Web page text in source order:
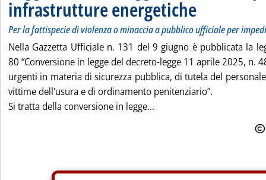
infrastrutture energetiche
Per la fattispecie di violenza o minaccia a pubblico ufficiale per
Nella Gazzetta Ufficiale n. 131 del 9 giugno è pubblicata la
80 “Conversione in legge del decreto-legge 11 aprile 2025, n.
urgenti in materia di sicurezza pubblica, di tutela del
vittime dell'usura e di ordinamento penitenziario”.
Si tratta della conversione in legge...